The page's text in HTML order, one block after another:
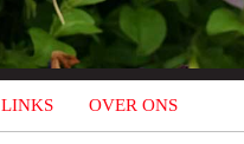
LINKS OVER ONS